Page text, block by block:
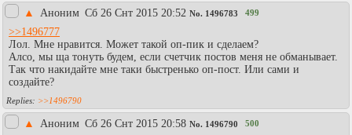
▲
Аноним Сб 26 Снт 2015 20:52 No. 1496783 499
>>1496777
Лол. Мне нравится. Может такой оп-пик и сделаем?
Алсо, мы ща тонуть будем, если счетчик постов меня не обманывает.
Так что накидайте мне таки быстренько оп-пост. Или сами и
создайте?
>>1496790
▲ Аноним Сб 26 Снт 2015 20:58 No. 1496790 500